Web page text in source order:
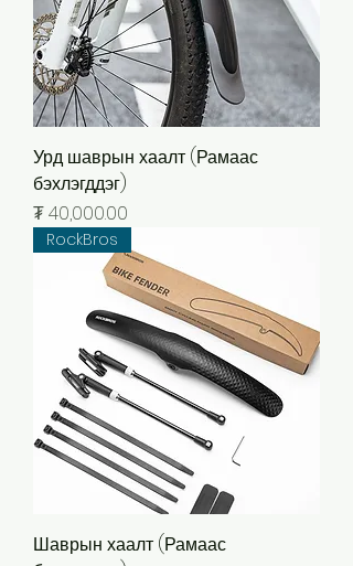
Урд шаврын хаалт (Рамаас
бэхлэгддэг)
Price
₮ 40,000.00
RockBros
Шаврын хаалт (Рамаас